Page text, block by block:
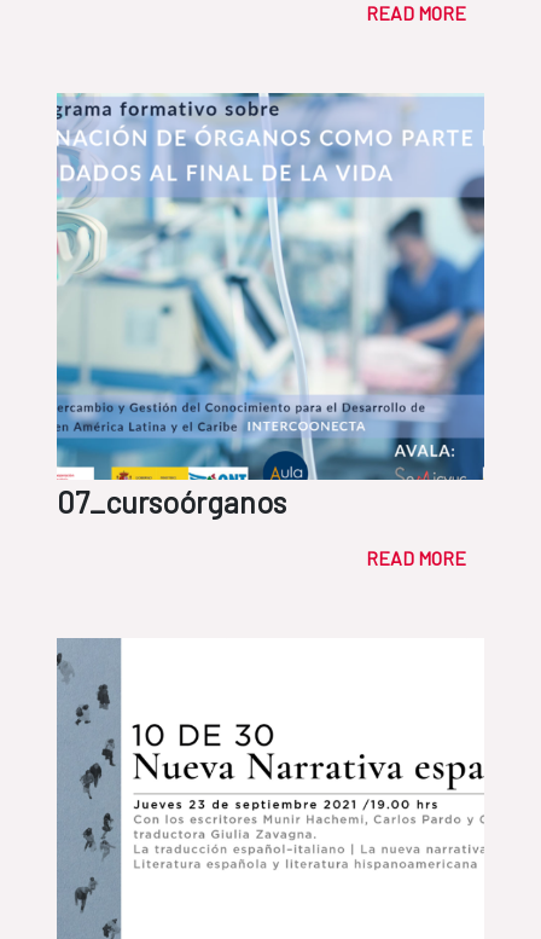
READ MORE
07_cursoórganos
READ MORE